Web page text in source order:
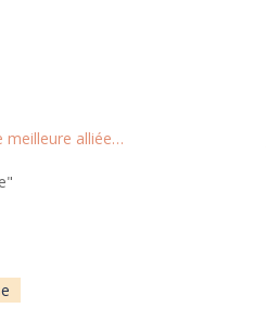
meilleure alliée…